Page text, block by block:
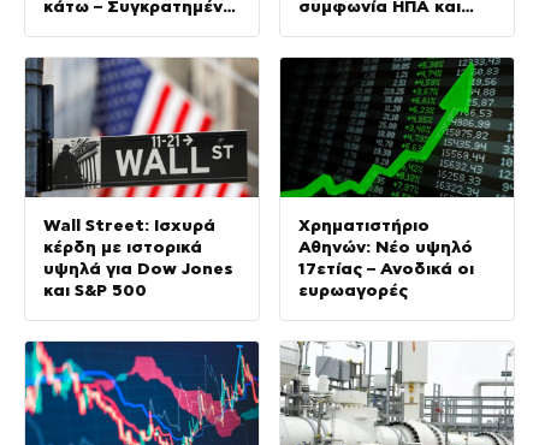
κάτω – Συγκρατημένη
συμφωνία ΗΠΑ και
Wall Street: Ισχυρά
κέρδη με ιστορικά
υψηλά για Dow Jones
και S&P 500
Χρηματιστήριο
Αθηνών: Νέο υψηλό
17ετίας – Ανοδικά οι
ευρωαγορές